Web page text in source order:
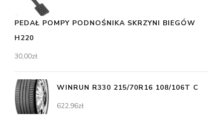
PEDAŁ POMPY PODNOŚNIKA SKRZYNI BIEGÓW
H220
30,00zł
WINRUN R330 215/70R16 108/106T C
622,96zł